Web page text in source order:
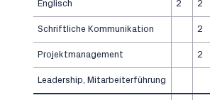
Englisch 2 2
Schriftliche Kommunikation 2
Projektmanagement 2
Leadership, Mitarbeiterführung